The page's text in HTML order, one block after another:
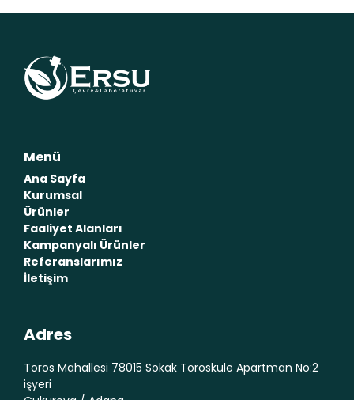
Menü
Ana Sayfa
Kurumsal
Ürünler
Faaliyet Alanları
Kampanyalı Ürünler
Referanslarımız
İletişim
Adres
Toros Mahallesi 78015 Sokak Toroskule Apartman No:2
işyeri